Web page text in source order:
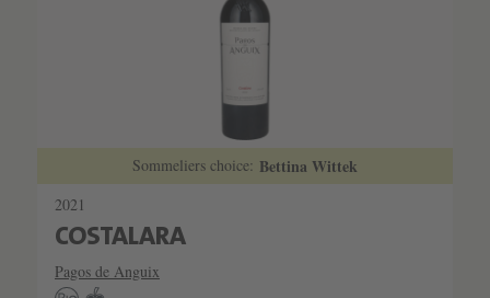
Sommeliers choice: Bettina Wittek
2021
COSTALARA
Pagos de Anguix